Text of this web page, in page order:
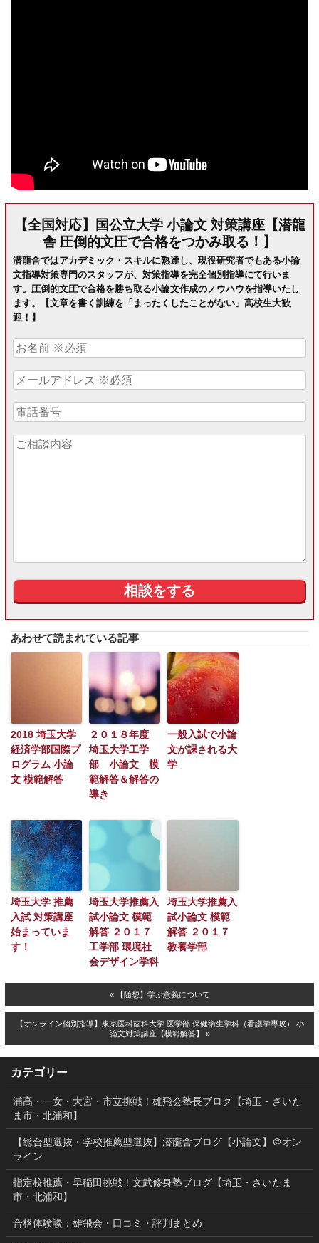
【全国対応】国公立大学 小論文 対策講座【潜龍
舎 圧倒的文圧で合格をつかみ取る！】
潜龍舎ではアカデミック・スキルに熟達し、現役研究者でもある小論
文指導対策専門のスタッフが、対策指導を完全個別指導にて行いま
す。圧倒的文圧で合格を勝ち取る小論文作成のノウハウを指導いたし
ます。【文章を書く訓練を「まったくしたことがない」高校生大歓
迎！】
あわせて読まれている記事
2018 埼玉大学
経済学部国際プ
ログラム 小論
文 模範解答
２０１８年度
埼玉大学工学
部 小論文 模
範解答＆解答の
導き
一般入試で小論
文が課される大
学
埼玉大学 推薦
入試 対策講座
始まっていま
す！
埼玉大学推薦入
試小論文 模範
解答 ２０１７
工学部 環境社
会デザイン学科
埼玉大学推薦入
試小論文 模範
解答 ２０１７
教養学部
« 【随想】学ぶ意義について
【オンライン個別指導】東京医科歯科大学 医学部 保健衛生学科（看護学専攻） 小
論文対策講座【模範解答】 »
カテゴリー
浦高・一女・大宮・市立挑戦！雄飛会塾長ブログ【埼玉・さいた
ま市・北浦和】
【総合型選抜・学校推薦型選抜】潜龍舎ブログ【小論文】＠オン
ライン
指定校推薦・早稲田挑戦！文武修身塾ブログ【埼玉・さいたま
市・北浦和】
合格体験談：雄飛会・口コミ・評判まとめ